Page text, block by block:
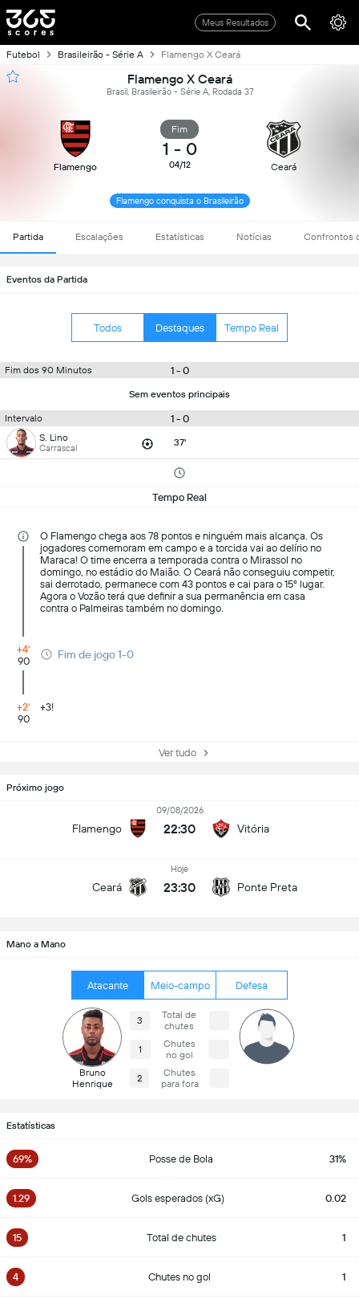
Meus Resultados
Futebol Brasileirão - Série A Flamengo X Ceará
Flamengo X Ceará
Brasil, Brasileirão - Série A, Rodada 37
Flamengo
Fim
1 - 0
04/12 Ceará
Flamengo conquista o Brasileirão
Partida Escalações Estatísticas Notícias Confrontos
Eventos da Partida
Todos Destaques Tempo Real
Fim dos 90 Minutos 1 - 0
Sem eventos principais
Intervalo 1 - 0
S. Lino
Carrascal 37'
Tempo Real
O Flamengo chega aos 78 pontos e ninguém mais alcança. Os
jogadores comemoram em campo e a torcida vai ao delírio no
Maraca! O time encerra a temporada contra o Mirassol no
domingo, no estádio do Maião. O Ceará não conseguiu competir,
sai derrotado, permanece com 43 pontos e cai para o 15º lugar.
Agora o Vozão terá que definir a sua permanência em casa
contra o Palmeiras também no domingo.
+4'
90
Fim de jogo 1-0
+2'
90
+3!
Ver tudo
Próximo jogo
Flamengo
09/08/2026
22:30 Vitória
Ceará
Hoje
23:30 Ponte Preta
Mano a Mano
Atacante Meio-campo Defesa
Bruno
Henrique
3
Total de
chutes
1
Chutes
no gol
2
Chutes
para fora
Estatísticas
69% Posse de Bola 31%
1.29 Gols esperados (xG) 0.02
15 Total de chutes 1
4 Chutes no gol 1